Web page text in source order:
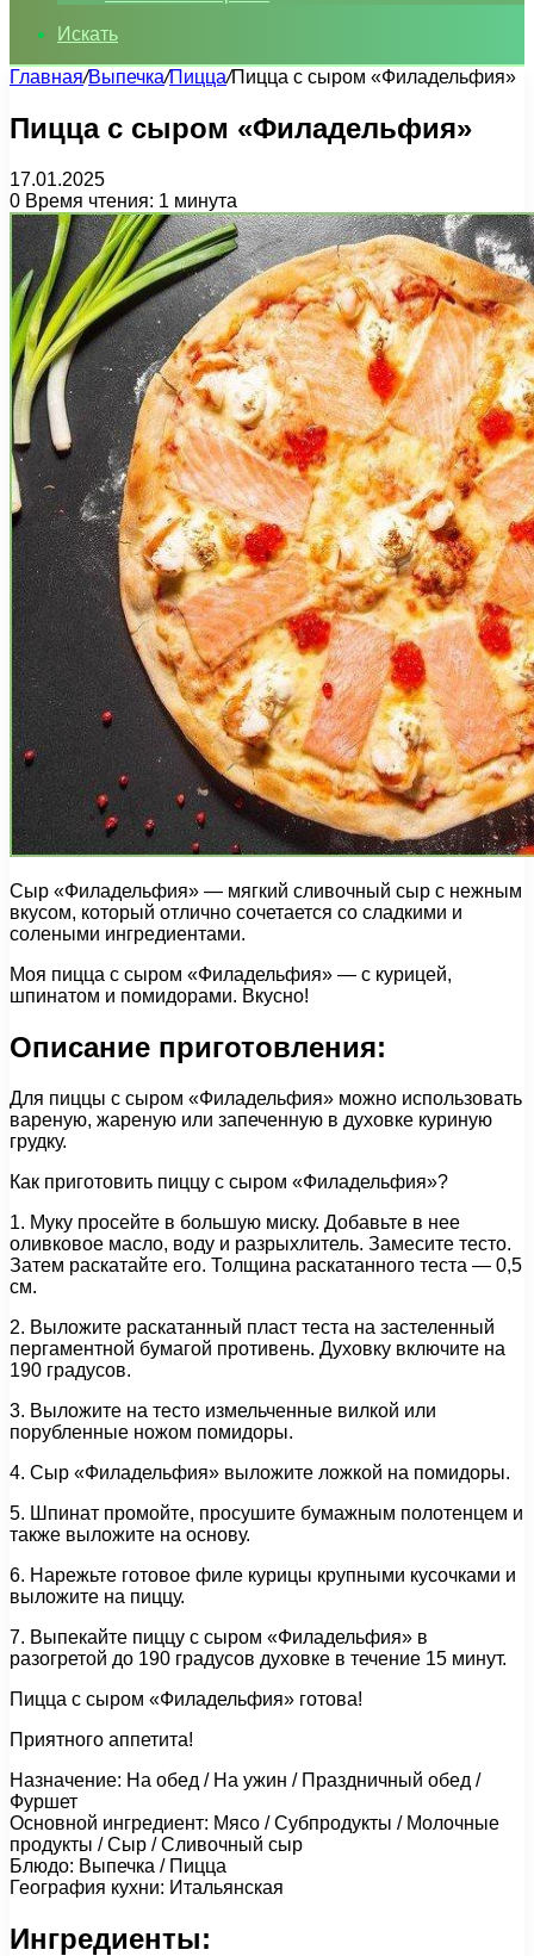
Искать
Главная/Выпечка/Пицца/Пицца с сыром «Филадельфия»
Пицца с сыром «Филадельфия»
17.01.2025
0 Время чтения: 1 минута
Сыр «Филадельфия» — мягкий сливочный сыр с нежным
вкусом, который отлично сочетается со сладкими и
солеными ингредиентами.
Моя пицца с сыром «Филадельфия» — с курицей,
шпинатом и помидорами. Вкусно!
Описание приготовления:
Для пиццы с сыром «Филадельфия» можно использовать
вареную, жареную или запеченную в духовке куриную
грудку.
Как приготовить пиццу с сыром «Филадельфия»?
1. Муку просейте в большую миску. Добавьте в нее
оливковое масло, воду и разрыхлитель. Замесите тесто.
Затем раскатайте его. Толщина раскатанного теста — 0,5
см.
2. Выложите раскатанный пласт теста на застеленный
пергаментной бумагой противень. Духовку включите на
190 градусов.
3. Выложите на тесто измельченные вилкой или
порубленные ножом помидоры.
4. Сыр «Филадельфия» выложите ложкой на помидоры.
5. Шпинат промойте, просушите бумажным полотенцем и
также выложите на основу.
6. Нарежьте готовое филе курицы крупными кусочками и
выложите на пиццу.
7. Выпекайте пиццу с сыром «Филадельфия» в
разогретой до 190 градусов духовке в течение 15 минут.
Пицца с сыром «Филадельфия» готова!
Приятного аппетита!
Назначение: На обед / На ужин / Праздничный обед /
Фуршет
Основной ингредиент: Мясо / Субпродукты / Молочные
продукты / Сыр / Сливочный сыр
Блюдо: Выпечка / Пицца
География кухни: Итальянская
Ингредиенты: